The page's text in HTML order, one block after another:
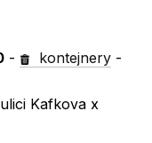
- kontejnery -
Kafkova x